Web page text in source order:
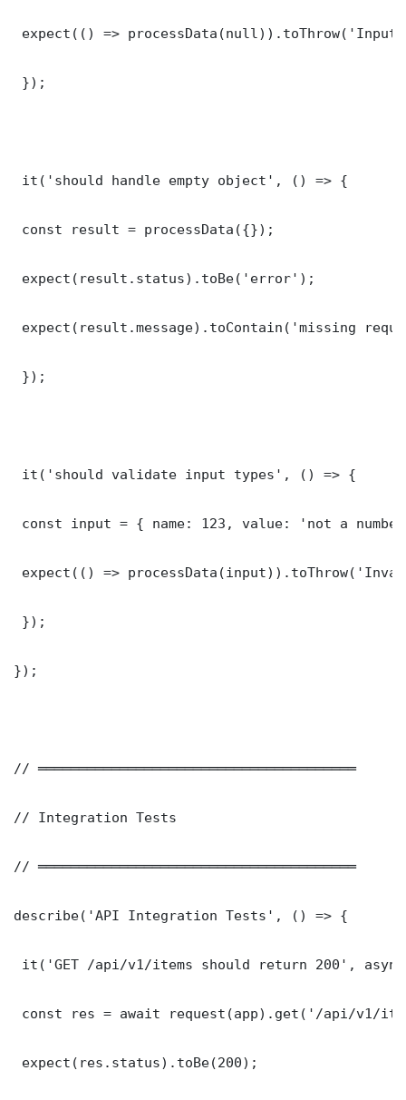
expect(() =>
});
it('should handle empty object', () => {
const result = processData({});
expect(result.status).toBe('error');
expect(result.message).toContain('missing
});
it('should validate input types', () => {
const input = { name: 123, value: 'not a
expect(() =>
});
});
// ═══════════════════════════════════════
// Integration Tests
// ═══════════════════════════════════════
describe('API Integration Tests', () => {
it('GET /api/v1/items should return 200',
const res = await request(app).get('/api/v1/
expect(res.status).toBe(200);